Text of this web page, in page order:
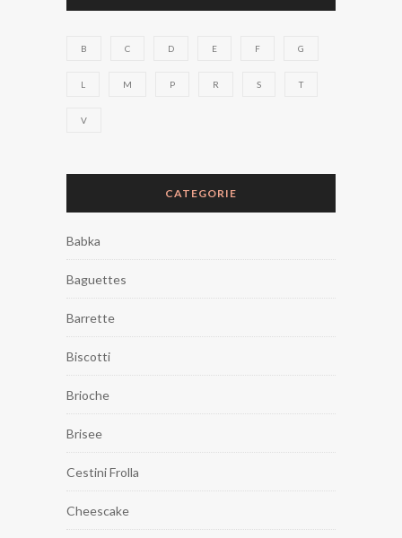
B C D E F G
L M P R S T
V
CATEGORIE
Babka
Baguettes
Barrette
Biscotti
Brioche
Brisee
Cestini Frolla
Cheescake